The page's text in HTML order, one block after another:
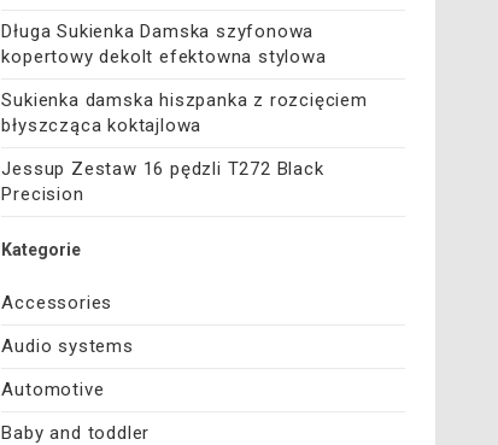
Długa Sukienka Damska szyfonowa
kopertowy dekolt efektowna stylowa
Sukienka damska hiszpanka z rozcięciem
błyszcząca koktajlowa
Jessup Zestaw 16 pędzli T272 Black
Precision
Kategorie
Accessories
Audio systems
Automotive
Baby and toddler